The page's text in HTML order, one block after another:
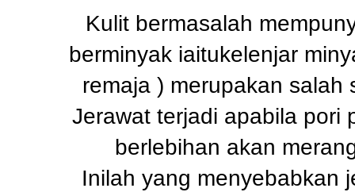
Kulit bermasalah
berminyak iaitukelenjar
remaja ) merupakan salah
Jerawat terjadi apabila pori
berlebihan akan
Inilah yang menyebabkan